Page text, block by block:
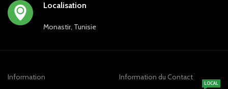
Localisation
Monastir, Tunisie
Information
Information du Contact
LOCAL